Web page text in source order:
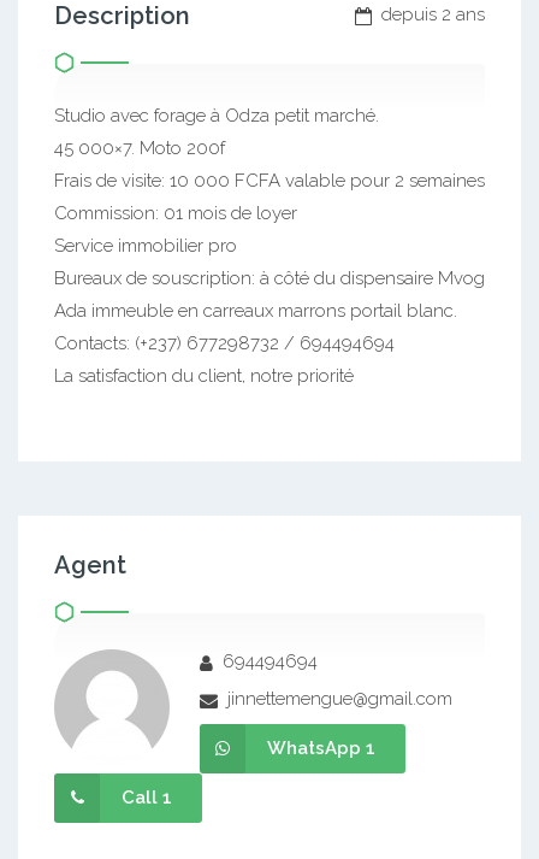
depuis 2 ans
Description
Studio avec forage à Odza petit marché.
45 000×7. Moto 200f
Frais de visite: 10 000 FCFA valable pour 2 semaines
Commission: 01 mois de loyer
Service immobilier pro
Bureaux de souscription: à côté du dispensaire Mvog
Ada immeuble en carreaux marrons portail blanc.
Contacts: (+237) 677298732 / 694494694
La satisfaction du client, notre priorité
Agent
694494694
jinnettemengue@gmail.com
WhatsApp 1
Call 1